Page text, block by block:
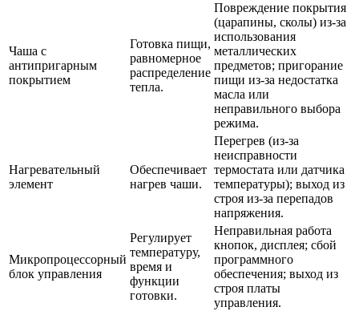
Чаша с
антипригарным
покрытием
Готовка пищи,
равномерное
распределение
тепла.
Повреждение покрытия
(царапины, сколы) из-за
использования
металлических
предметов; пригорание
пищи из-за недостатка
масла или
неправильного выбора
режима.
Нагревательный
элемент
Обеспечивает
нагрев чаши.
Перегрев (из-за
неисправности
термостата или датчика
температуры); выход из
строя из-за перепадов
напряжения.
Микропроцессорный
блок управления
Регулирует
температуру,
время и
функции
готовки.
Неправильная работа
кнопок, дисплея; сбой
программного
обеспечения; выход из
строя платы
управления.